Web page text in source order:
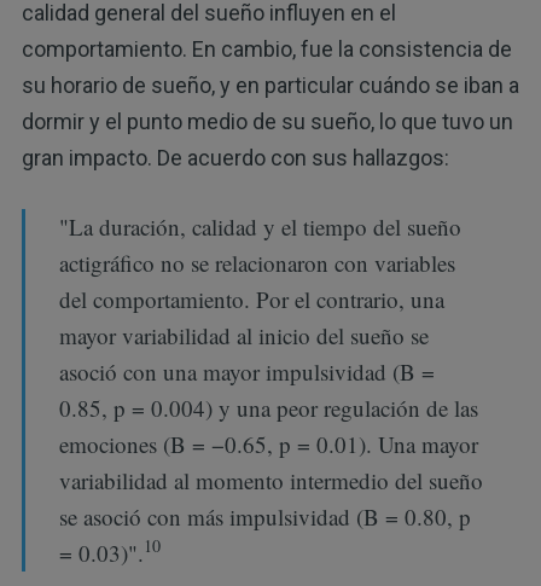
calidad general del sueño influyen en el
comportamiento. En cambio, fue la consistencia de
su horario de sueño, y en particular cuándo se iban a
dormir y el punto medio de su sueño, lo que tuvo un
gran impacto. De acuerdo con sus hallazgos:
"La duración, calidad y el tiempo del sueño
actigráfico no se relacionaron con variables
del comportamiento. Por el contrario, una
mayor variabilidad al inicio del sueño se
asoció con una mayor impulsividad (B =
0.85, p = 0.004) y una peor regulación de las
emociones (B = −0.65, p = 0.01). Una mayor
variabilidad al momento intermedio del sueño
se asoció con más impulsividad (B = 0.80, p
= 0.03)". 10